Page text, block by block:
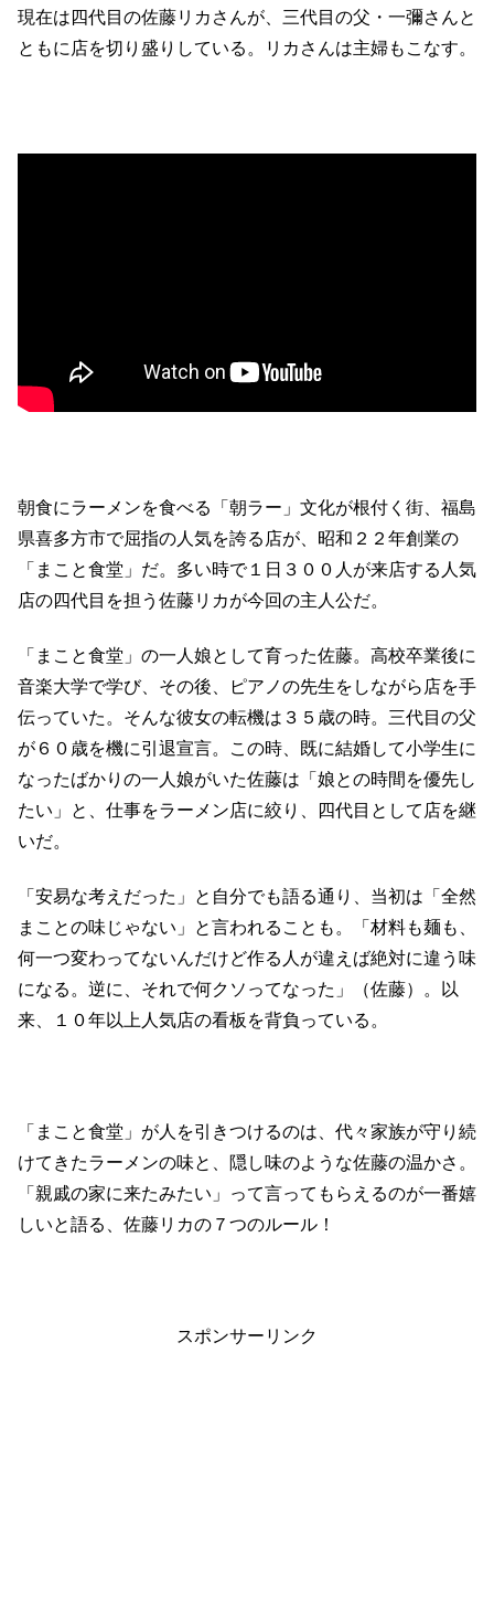
現在は四代目の佐藤リカさんが、三代目の父・一彌さんと
ともに店を切り盛りしている。リカさんは主婦もこなす。
朝食にラーメンを食べる「朝ラー」文化が根付く街、福島
県喜多方市で屈指の人気を誇る店が、昭和２２年創業の
「まこと食堂」だ。多い時で１日３００人が来店する人気
店の四代目を担う佐藤リカが今回の主人公だ。
「まこと食堂」の一人娘として育った佐藤。高校卒業後に
音楽大学で学び、その後、ピアノの先生をしながら店を手
伝っていた。そんな彼女の転機は３５歳の時。三代目の父
が６０歳を機に引退宣言。この時、既に結婚して小学生に
なったばかりの一人娘がいた佐藤は「娘との時間を優先し
たい」と、仕事をラーメン店に絞り、四代目として店を継
いだ。
「安易な考えだった」と自分でも語る通り、当初は「全然
まことの味じゃない」と言われることも。「材料も麺も、
何一つ変わってないんだけど作る人が違えば絶対に違う味
になる。逆に、それで何クソってなった」（佐藤）。以
来、１０年以上人気店の看板を背負っている。
「まこと食堂」が人を引きつけるのは、代々家族が守り続
けてきたラーメンの味と、隠し味のような佐藤の温かさ。
「親戚の家に来たみたい」って言ってもらえるのが一番嬉
しいと語る、佐藤リカの７つのルール！
スポンサーリンク